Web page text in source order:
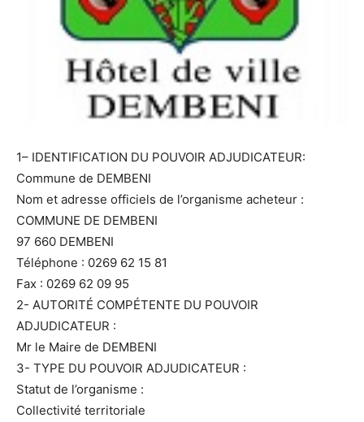
1– IDENTIFICATION DU POUVOIR ADJUDICATEUR:
Commune de DEMBENI
Nom et adresse officiels de l’organisme acheteur :
COMMUNE DE DEMBENI
97 660 DEMBENI
Téléphone : 0269 62 15 81
Fax : 0269 62 09 95
2- AUTORITÉ COMPÉTENTE DU POUVOIR
ADJUDICATEUR :
Mr le Maire de DEMBENI
3- TYPE DU POUVOIR ADJUDICATEUR :
Statut de l’organisme :
Collectivité territoriale